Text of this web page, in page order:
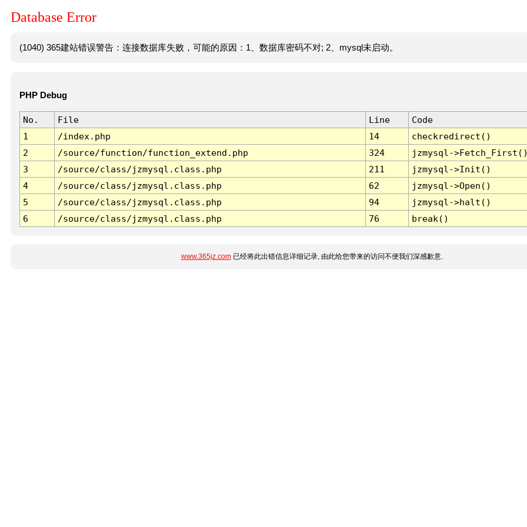
Database Error
(1040) 365建站错误警告：连接数据库失败，可能的原因：1、数据库密码不对; 2、mysql未启动。
PHP Debug
No. File Line
Code
1
/index.php 14
checkredirect()
2
/source/function/function_extend.php 324
jzmysql-
3
/source/class/jzmysql.class.php 211
jzmysql->Init()
4
/source/class/jzmysql.class.php 62
jzmysql->Open()
5
/source/class/jzmysql.class.php 94
jzmysql->halt()
6
/source/class/jzmysql.class.php 76 break()
www.365jz.com已经将此出错信息详细记录, 由此给您带来的访问不便我们深感歉意.